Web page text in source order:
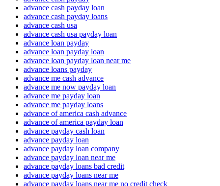
advance cash payday loan
advance cash payday loans
advance cash usa
advance cash usa payday loan
advance loan payday
advance loan payday loan
advance loan payday loan near me
advance loans payday
advance me cash advance
advance me now payday loan
advance me payday loan
advance me payday loans
advance of america cash advance
advance of america payday loan
advance payday cash loan
advance payday loan
advance payday loan company
advance payday loan near me
advance payday loans bad credit
advance payday loans near me
advance payday loans near me no credit check